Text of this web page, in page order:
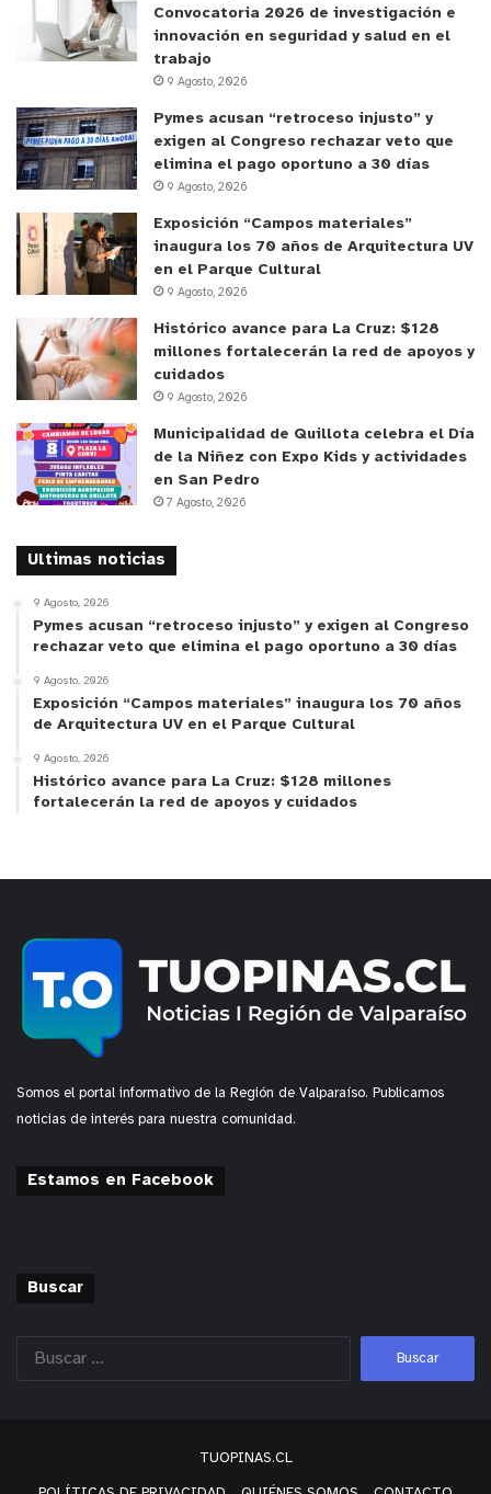
Convocatoria 2026 de investigación e
innovación en seguridad y salud en el
trabajo
9 Agosto, 2026
Pymes acusan “retroceso injusto” y
exigen al Congreso rechazar veto que
elimina el pago oportuno a 30 días
9 Agosto, 2026
Exposición “Campos materiales”
inaugura los 70 años de Arquitectura UV
en el Parque Cultural
9 Agosto, 2026
Histórico avance para La Cruz: $128
millones fortalecerán la red de apoyos y
cuidados
9 Agosto, 2026
Municipalidad de Quillota celebra el Día
de la Niñez con Expo Kids y actividades
en San Pedro
7 Agosto, 2026
Ultimas noticias
9 Agosto, 2026
Pymes acusan “retroceso injusto” y exigen al Congreso
rechazar veto que elimina el pago oportuno a 30 días
9 Agosto, 2026
Exposición “Campos materiales” inaugura los 70 años
de Arquitectura UV en el Parque Cultural
9 Agosto, 2026
Histórico avance para La Cruz: $128 millones
fortalecerán la red de apoyos y cuidados
Somos el portal informativo de la Región de Valparaíso. Publicamos
noticias de interés para nuestra comunidad.
Estamos en Facebook
Buscar
TUOPINAS.CL